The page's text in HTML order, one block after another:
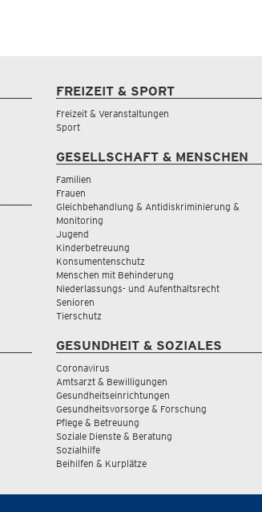
FREIZEIT & SPORT
Freizeit & Veranstaltungen
Sport
GESELLSCHAFT & MENSCHEN
Familien
Frauen
Gleichbehandlung & Antidiskriminierung &
Monitoring
Jugend
Kinderbetreuung
Konsumentenschutz
Menschen mit Behinderung
Niederlassungs- und Aufenthaltsrecht
Senioren
Tierschutz
GESUNDHEIT & SOZIALES
Coronavirus
Amtsarzt & Bewilligungen
Gesundheitseinrichtungen
Gesundheitsvorsorge & Forschung
Pflege & Betreuung
Soziale Dienste & Beratung
Sozialhilfe
Beihilfen & Kurplätze